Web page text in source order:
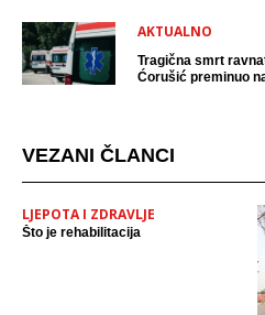
AKTUALNO
Tragična smrt
Ćorušić preminuo
VEZANI ČLANCI
LJEPOTA I ZDRAVLJE
Što je rehabilitacija